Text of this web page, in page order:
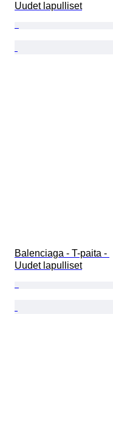
Uudet lapulliset
Balenciaga - T-paita -
Uudet lapulliset